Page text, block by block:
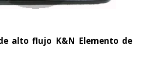
alto flujo K&N Elemento de